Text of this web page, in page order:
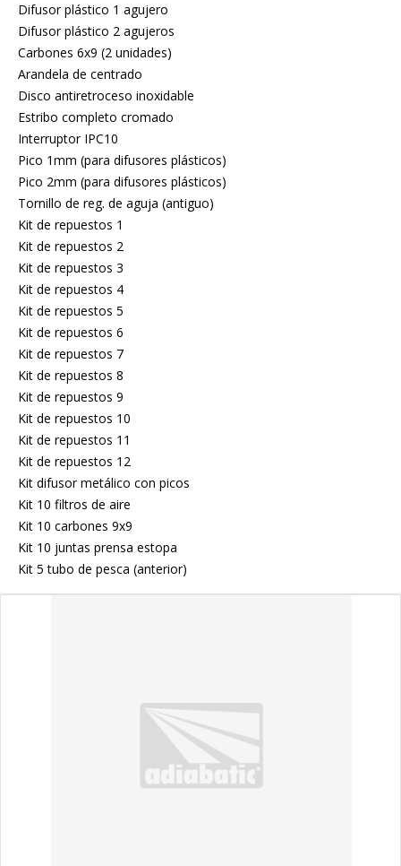
Difusor plástico 1 agujero
Difusor plástico 2 agujeros
Carbones 6x9 (2 unidades)
Arandela de centrado
Disco antiretroceso inoxidable
Estribo completo cromado
Interruptor IPC10
Pico 1mm (para difusores plásticos)
Pico 2mm (para difusores plásticos)
Tornillo de reg. de aguja (antiguo)
Kit de repuestos 1
Kit de repuestos 2
Kit de repuestos 3
Kit de repuestos 4
Kit de repuestos 5
Kit de repuestos 6
Kit de repuestos 7
Kit de repuestos 8
Kit de repuestos 9
Kit de repuestos 10
Kit de repuestos 11
Kit de repuestos 12
Kit difusor metálico con picos
Kit 10 filtros de aire
Kit 10 carbones 9x9
Kit 10 juntas prensa estopa
Kit 5 tubo de pesca (anterior)